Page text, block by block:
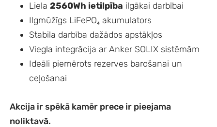
Liela 2560Wh ietilpība ilgākai darbībai
Ilgmūžīgs LiFePO₄ akumulators
Stabila darbība dažādos apstākļos
Viegla integrācija ar Anker SOLIX sistēmām
Ideāli piemērots rezerves barošanai un
ceļošanai
Akcija ir spēkā kamēr prece ir pieejama
noliktavā.